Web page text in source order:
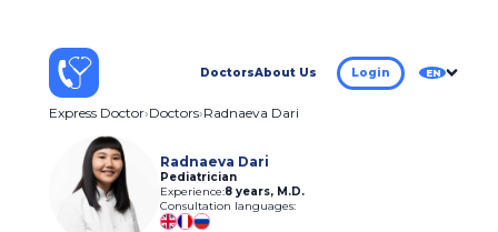
DoctorsAbout Us Login EN
Express Doctor Doctors Radnaeva Dari
Radnaeva Dari
Pediatrician
Experience:8 years, M.D.
Consultation languages: